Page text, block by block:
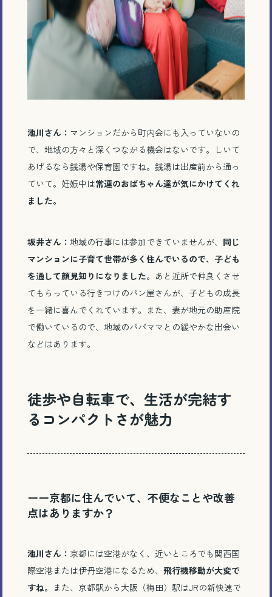
池川さん： マンションだから町内会にも入っていないの
で、地域の方々と深くつながる機会はないです。しいて
あげるなら銭湯や保育園ですね。銭湯は出産前から通っ
ていて。妊娠中は常連のおばちゃん達が気にかけてくれ
ました。
坂井さん： 地域の行事には参加できていませんが、 同じ
マンションに子育て世帯が多く住んでいるので、子ども
を通して顔見知りになりました。 あと近所で仲良くさせ
てもらっている行きつけのパン屋さんが、子どもの成長
を一緒に喜んでくれています。また、妻が地元の助産院
で働いているので、地域のパパママとの緩やかな出会い
などはあります。
徒歩や自転車で、生活が完結す
るコンパクトさが魅力
ーー京都に住んでいて、不便なことや改善
点はありますか？
池川さん： 京都には空港がなく、近いところでも関西国
際空港または伊丹空港になるため、 飛行機移動が大変で
すね。 また、京都駅から大阪（梅田）駅はJRの新快速で